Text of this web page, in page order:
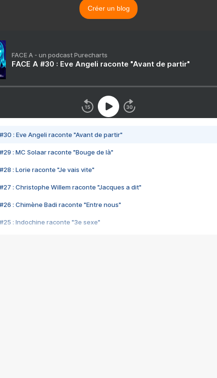
Créer un blog
FACE A - un podcast Purecharts
FACE A #30 : Eve Angeli raconte "Avant de partir"
#30 : Eve Angeli raconte "Avant de partir"
#29 : MC Solaar raconte "Bouge de là"
#28 : Lorie raconte "Je vais vite"
#27 : Christophe Willem raconte "Jacques a dit"
#26 : Chimène Badi raconte "Entre nous"
#25 : Indochine raconte "3e sexe"